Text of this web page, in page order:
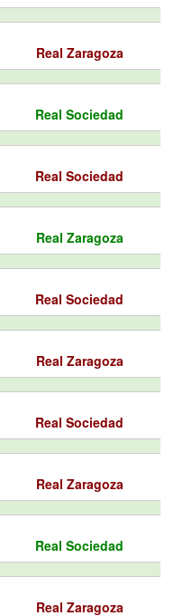
Real Zaragoza
Real Sociedad
Real Sociedad
Real Zaragoza
Real Sociedad
Real Zaragoza
Real Sociedad
Real Zaragoza
Real Sociedad
Real Zaragoza